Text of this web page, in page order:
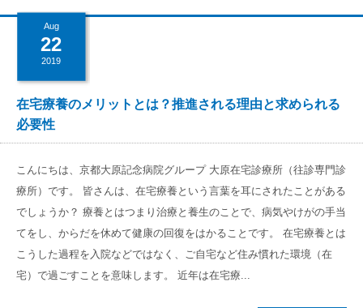
Aug
22
2019
在宅療養のメリットとは？推進される理由と求められる
必要性
こんにちは、京都大原記念病院グループ 大原在宅診療所（往診専門診
療所）です。 皆さんは、在宅療養という言葉を耳にされたことがある
でしょうか？ 療養とはつまり治療と養生のことで、病気やけがの手当
てをし、からだを休めて健康の回復をはかることです。 在宅療養とは
こうした過程を入院などではなく、ご自宅など住み慣れた環境（在
宅）で過ごすことを意味します。 近年は在宅療...